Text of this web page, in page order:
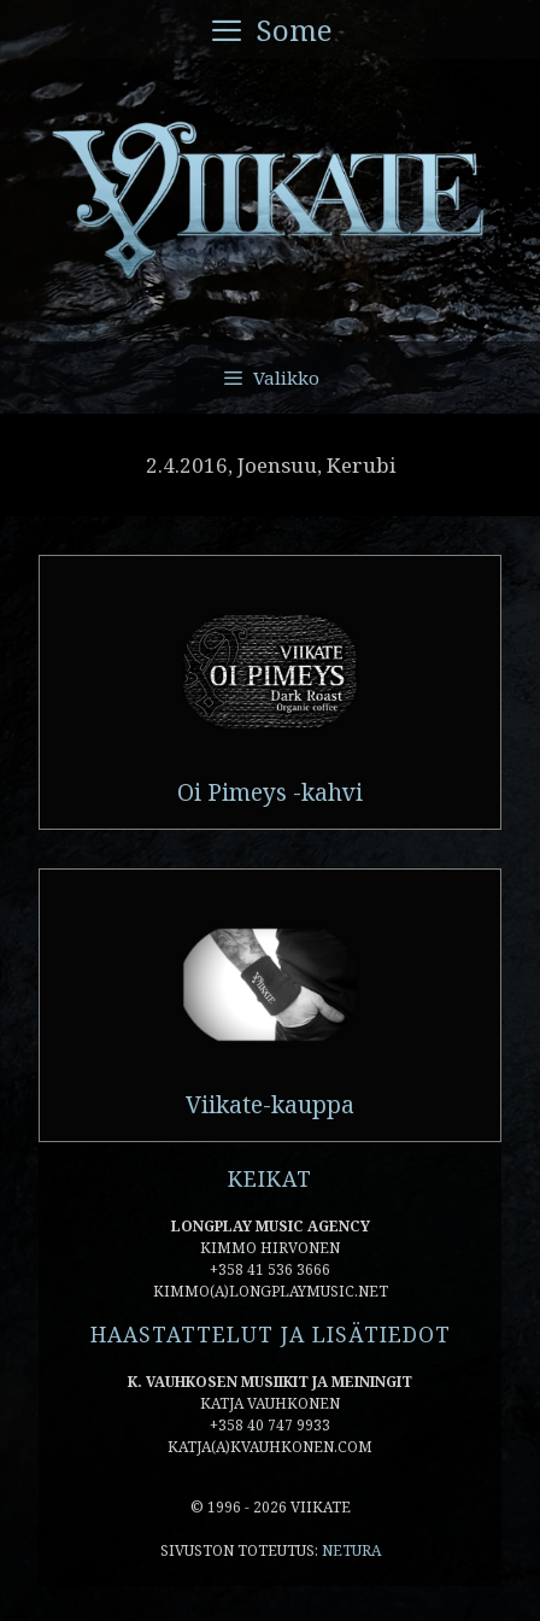
sisältöön
Some
Valikko
2.4.2016, Joensuu, Kerubi
Oi Pimeys -kahvi
Viikate-kauppa
KEIKAT
LONGPLAY MUSIC AGENCY
KIMMO HIRVONEN
+358 41 536 3666
KIMMO(A)LONGPLAYMUSIC.NET
HAASTATTELUT JA LISÄTIEDOT
K. VAUHKOSEN MUSIIKIT JA MEININGIT
KATJA VAUHKONEN
+358 40 747 9933
KATJA(A)KVAUHKONEN.COM
© 1996 - 2026 VIIKATE
SIVUSTON TOTEUTUS: NETURA